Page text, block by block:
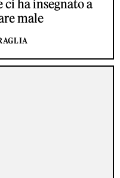
ha insegnato a
male